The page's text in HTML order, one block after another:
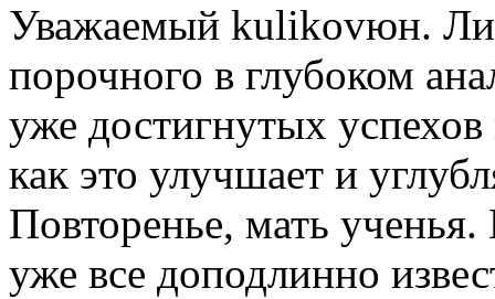
Уважаемый kulikovюн.
порочного в глубоком
уже достигнутых успехов
как это улучшает и
Повторенье, мать
уже все доподлинно